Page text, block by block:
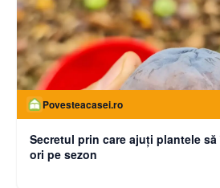
Povesteacasei.ro
Secretul prin care ajuți plantele
ori pe sezon